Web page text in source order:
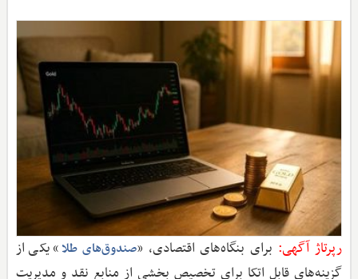
رپرتاژ آگهی: برای بنگاه‌های اقتصادی، «صندوق‌های طلا» یکی از
گزینه‌های قابل اتکا برای تخصیص بخشی از منابع نقد و مدیریت